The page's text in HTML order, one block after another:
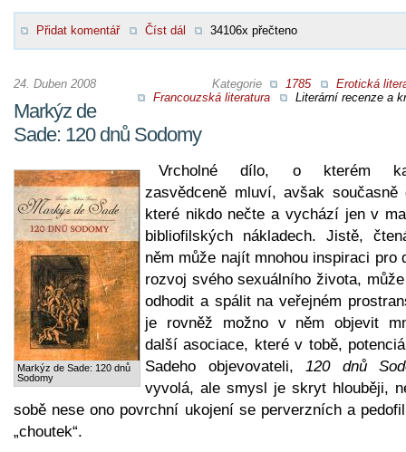
Přidat komentář Číst dál 34106x přečteno
Kategorie 1785
Erotická
Francouzská literatura
Literární recenze a
24. Duben 2008
Markýz de
Sade: 120 dnů Sodomy
Markýz de Sade: 120 dnů
Sodomy
Vrcholné dílo, o kterém
zasvědceně mluví, avšak současně
které nikdo nečte a vychází jen v
bibliofilských nákladech. Jistě,
něm může najít mnohou inspiraci pro
rozvoj svého sexuálního života,
odhodit a spálit na veřejném
je rovněž možno v něm objevit
další asociace, které v tobě,
Sadeho objevovateli, 120 dnů
vyvolá, ale smysl je skryt hlouběji,
sobě nese ono povrchní ukojení se perverzních a
„choutek“.